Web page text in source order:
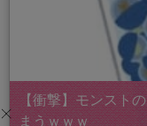
【衝撃】モンスト
まうｗｗｗ